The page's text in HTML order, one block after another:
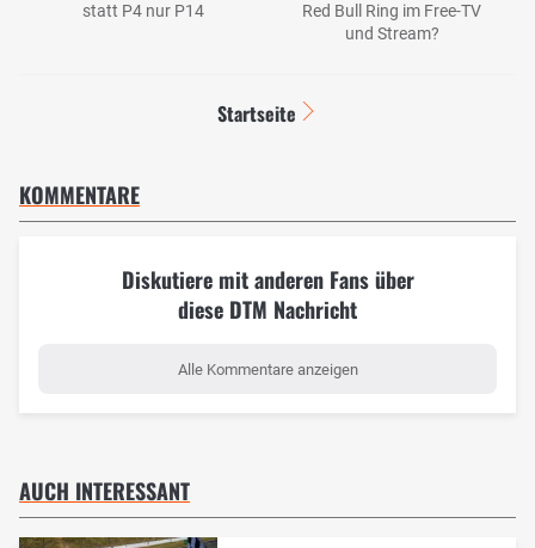
statt P4 nur P14
Red Bull Ring im Free-TV
und Stream?
Startseite
KOMMENTARE
Diskutiere mit anderen Fans über
diese DTM Nachricht
Alle Kommentare anzeigen
AUCH INTERESSANT